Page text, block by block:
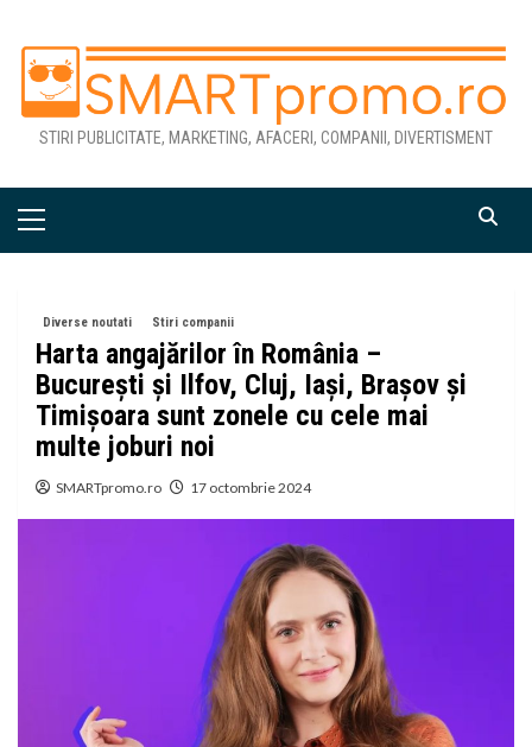
content
STIRI PUBLICITATE, MARKETING, AFACERI, COMPANII, DIVERTISMENT
Primary
Diverse noutati Stiri companii
Harta angajărilor în România –
București și Ilfov, Cluj, Iași, Brașov și
Timișoara sunt zonele cu cele mai
multe joburi noi
SMARTpromo.ro 17 octombrie 2024